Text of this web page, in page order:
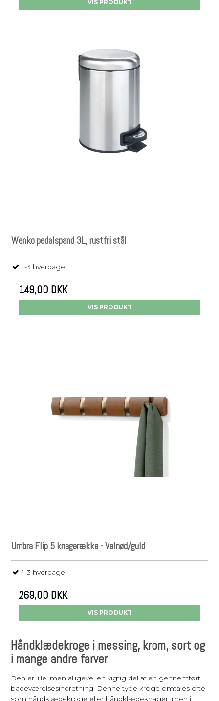
VIS PRODUKT
Wenko pedalspand 3L, rustfri stål
1-3 hverdage
149,00 DKK
VIS PRODUKT
Umbra Flip 5 knagerække - Valnød/guld
1-3 hverdage
269,00 DKK
VIS PRODUKT
Håndklædekroge i messing, krom, sort og
i mange andre farver
Den er lille, men alligevel en vigtig del af en gennemført
badeværelsesindretning. Denne type kroge omtales ofte
som håndklædekroge eller håndklædeknager, men i